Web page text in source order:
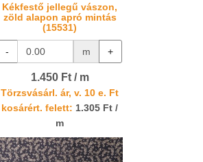
Kékfestő jellegű vászon,
zöld alapon apró mintás
(15531)
- m +
1.450 Ft / m
Törzsvásárl. ár, v. 10 e. Ft
kosárért. felett: 1.305 Ft /
m